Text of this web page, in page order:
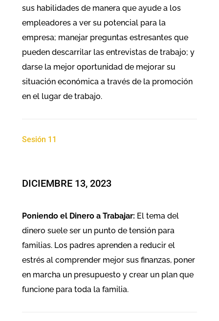
sus habilidades de manera que ayude a los
empleadores a ver su potencial para la
empresa; manejar preguntas estresantes que
pueden descarrilar las entrevistas de trabajo; y
darse la mejor oportunidad de mejorar su
situación económica a través de la promoción
en el lugar de trabajo.
Sesión 11
DICIEMBRE 13, 2023
Poniendo el Dinero a Trabajar: El tema del
dinero suele ser un punto de tensión para
familias. Los padres aprenden a reducir el
estrés al comprender mejor sus finanzas, poner
en marcha un presupuesto y crear un plan que
funcione para toda la familia.